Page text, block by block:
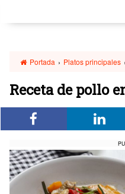
Portada › Platos principales ›
Receta de pollo